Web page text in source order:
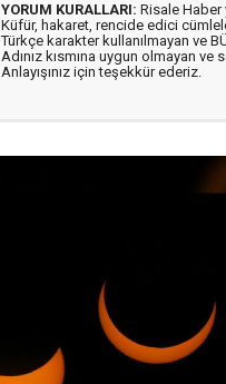
YORUM KURALLARI: Risale Haber
Küfür, hakaret, rencide edici
Türkçe karakter kullanılmayan ve
Adınız kısmına uygun olmayan
Anlayışınız için teşekkür ederiz.